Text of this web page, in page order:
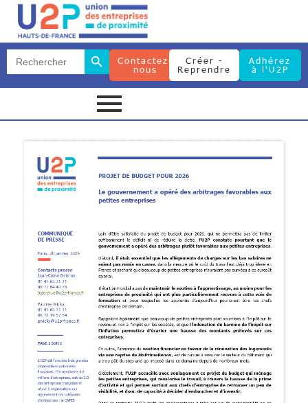
Search
for:
Search Button
Contactez-
nous
Créer -
Reprendre
Adhérez
à l'U2P
Search Search Button